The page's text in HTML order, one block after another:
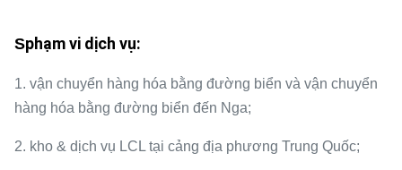
Sphạm vi dịch vụ:
1. vận chuyển hàng hóa bằng đường biển và vận chuyển
hàng hóa bằng đường biển đến Nga;
2. kho & dịch vụ LCL tại cảng địa phương Trung Quốc;